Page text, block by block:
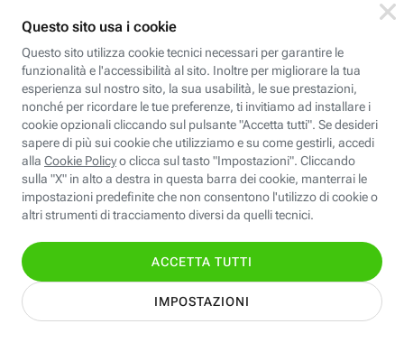
CFFC<TagID>
Limite di
CM 1 giorno
Identifica se
ricontrollare
corrispondenti
(impostata da
CM14 14 giorni
Identifica se
ricontrollare
corrispondenti
(impostata da
pagine
EBFC<BannerID> 7 giorni
Identifica la
banner
Identifica la